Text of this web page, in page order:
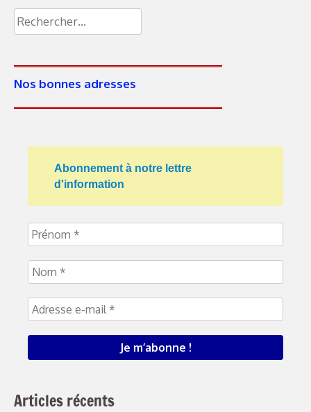
Nos bonnes adresses
Abonnement à notre lettre
d'information
Articles récents